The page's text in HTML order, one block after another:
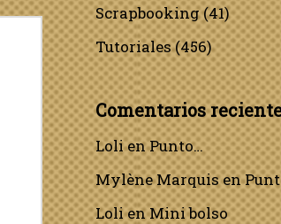
Scrapbooking(41)
Tutoriales(456)
Comentarios
LolienPunto…
Mylène Marquisen
LolienMini bolso